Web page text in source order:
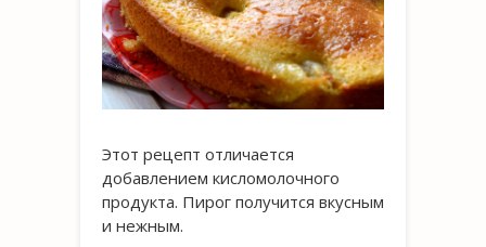
Этот рецепт отличается
добавлением кисломолочного
продукта. Пирог получится вкусным
и нежным.